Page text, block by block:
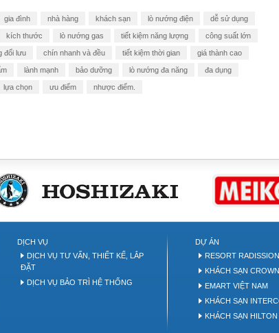
gia đình nhà hàng khách sạn lò nướng điện dễ sử dụng
kích thước lò nướng gas tiết kiệm năng lượng công suất lớn
đối lưu chín nhanh và đều tiết kiệm thời gian giá thành cao
lành mạnh bảo dưỡng lò nướng đa năng đa dụng
lựa chọn ưu điểm nhược điểm.
DỊCH VỤ
DỊCH VỤ TƯ VẤN, THIẾT KẾ, LẮP
ĐẶT
DỊCH VỤ BẢO TRÌ HỆ THỐNG
DỰ ÁN
RESORT
KHÁCH SẠN
EMART VIỆT NAM
KHÁCH SẠN
KHÁCH SẠN HILTON